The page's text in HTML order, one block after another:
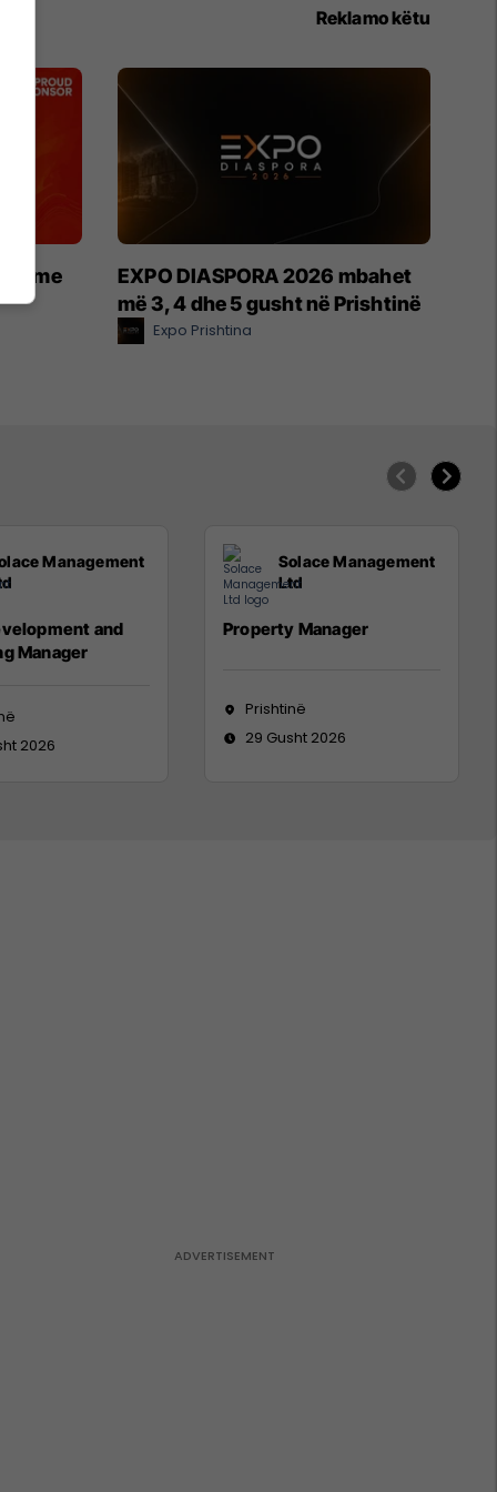
Reklamo këtu
me
EXPO DIASPORA 2026 mbahet
më 3, 4 dhe 5 gusht në Prishtinë
Expo Prishtina
Management
and
Manager
2026
Solace Management
Ltd
Property Manager
Prishtinë
29 Gusht 2026